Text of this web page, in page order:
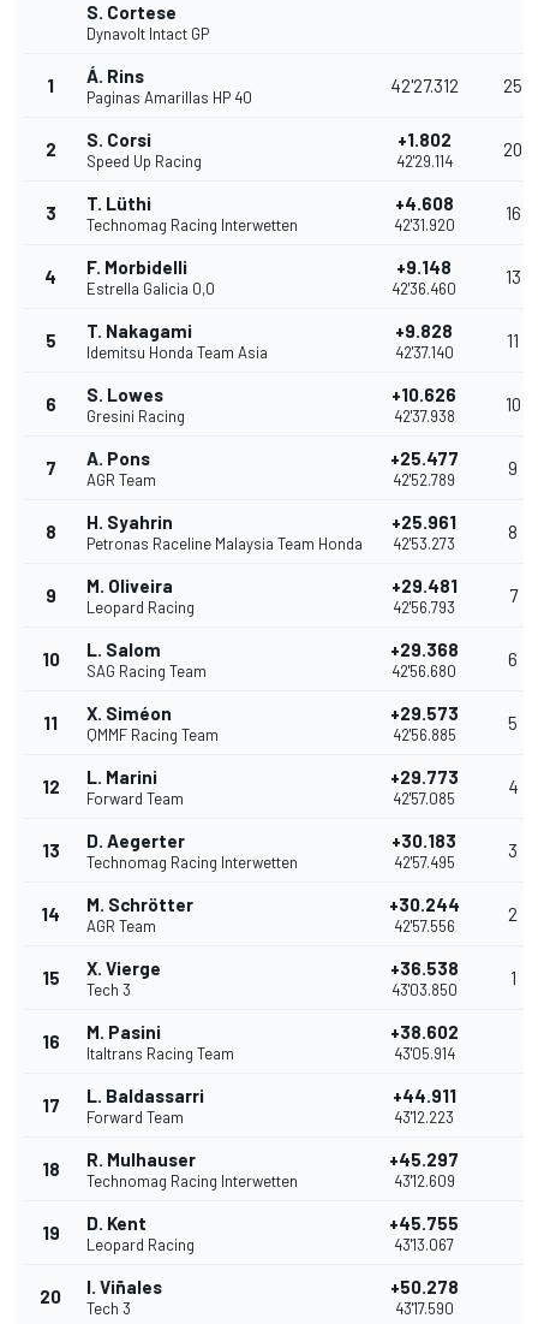
S. Cortese
Dynavolt Intact GP
1 Á. Rins
Paginas Amarillas HP 40
42'27.312 25
2 S. Corsi
Speed Up Racing
+1.802
42'29.114
20
3 T. Lüthi
Technomag Racing Interwetten
+4.608
42'31.920
16
4 F. Morbidelli
Estrella Galicia 0,0
+9.148
42'36.460
13
5 T. Nakagami
Idemitsu Honda Team Asia
+9.828
42'37.140
11
6 S. Lowes
Gresini Racing
+10.626
42'37.938
10
7 A. Pons
AGR Team
+25.477
42'52.789
9
8 H. Syahrin
Petronas Raceline Malaysia Team Honda
+25.961
42'53.273
8
9 M. Oliveira
Leopard Racing
+29.481
42'56.793
7
10 L. Salom
SAG Racing Team
+29.368
42'56.680
6
11 X. Siméon
QMMF Racing Team
+29.573
42'56.885
5
12 L. Marini
Forward Team
+29.773
42'57.085
4
13 D. Aegerter
Technomag Racing Interwetten
+30.183
42'57.495
3
14 M. Schrötter
AGR Team
+30.244
42'57.556
2
15 X. Vierge
Tech 3
+36.538
43'03.850
1
16 M. Pasini
Italtrans Racing Team
+38.602
43'05.914
17 L. Baldassarri
Forward Team
+44.911
43'12.223
18 R. Mulhauser
Technomag Racing Interwetten
+45.297
43'12.609
19 D. Kent
Leopard Racing
+45.755
43'13.067
20 I. Viñales
Tech 3
+50.278
43'17.590